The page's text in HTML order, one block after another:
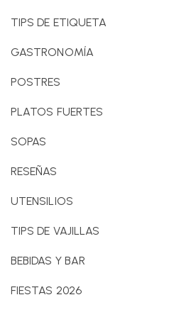
TIPS DE ETIQUETA
GASTRONOMÍA
POSTRES
PLATOS FUERTES
SOPAS
RESEÑAS
UTENSILIOS
TIPS DE VAJILLAS
BEBIDAS Y BAR
FIESTAS 2026